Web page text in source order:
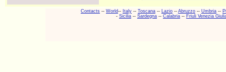
Contacts -- World-- Italy -- Toscana -- Lazio -- Abruzzo -- Umbria --
- Sicilia -- Sardegna -- Calabria -- Friuli Venezia